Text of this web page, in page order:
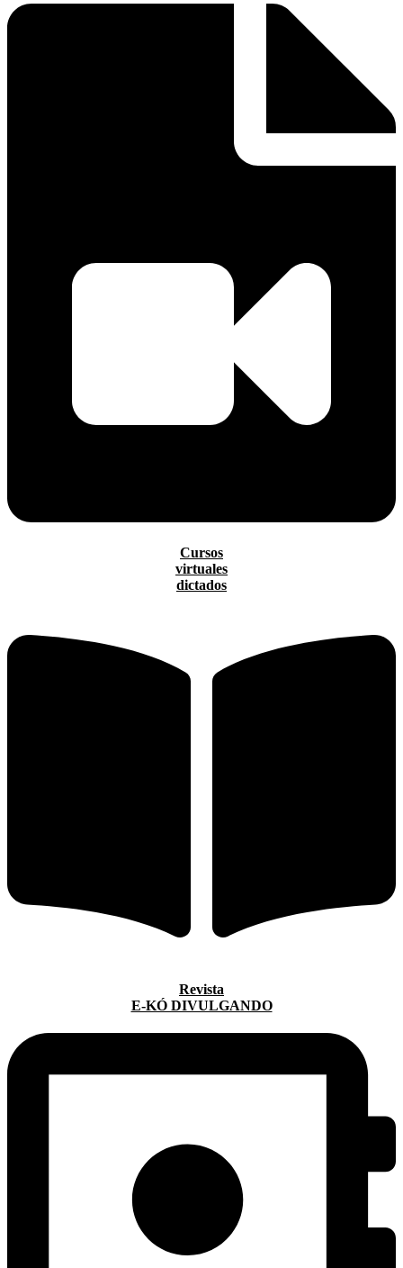
Cursos
virtuales
dictados
Revista
E-KÓ DIVULGANDO